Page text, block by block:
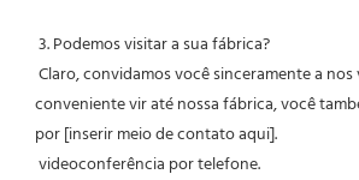
3. Podemos visitar a sua fábrica?
conveniente vir até nossa fábrica, você
por [inserir meio de contato aqui].
videoconferência por telefone.